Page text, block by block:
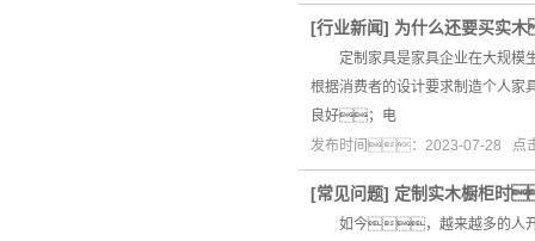
[行业新闻] 为什么还要买实
定制家具是家具企业在大规模
根据消费者的设计要求制造个
良好；电
发布时间：2023-07-28
[常见问题] 定制实木橱柜时
如今，越来越多的人开